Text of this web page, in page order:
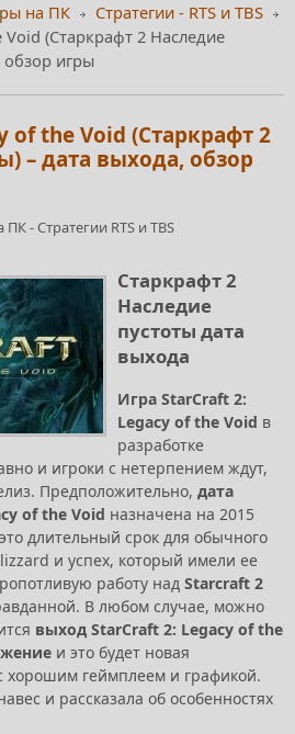
на ПК
Стратегии - RTS и TBS
(Старкрафт 2 Наследие
обзор игры
of the Void (Старкрафт 2
– дата выхода, обзор
ПК-Стратегии RTS и TBS
Старкрафт 2
Наследие
пустоты дата
выхода
Игра StarCraft 2:
Legacy of the Void в
разработке
и игроки с нетерпением ждут,
Предположительно, дата
of the Void назначена на 2015
длительный срок для обычного
и успех, который имели ее
работу над Starcraft 2
В любом случае, можно
выход StarCraft 2: Legacy of the
и это будет новая
хорошим геймплеем и графикой.
и рассказала об особенностях